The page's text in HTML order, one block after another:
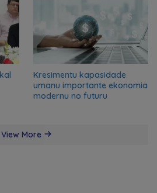
Kresimentu kapasidade
umanu importante ekonomia
modernu no futuru
View More